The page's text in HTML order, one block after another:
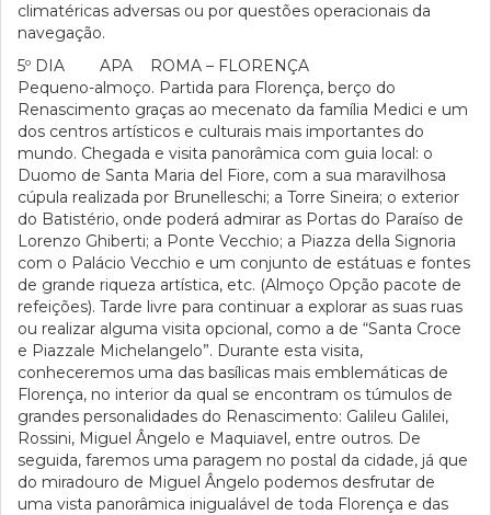
climatéricas adversas ou por questões operacionais da
navegação.
5º DIA APA ROMA – FLORENÇA
Pequeno-almoço. Partida para Florença, berço do
Renascimento graças ao mecenato da família Medici e um
dos centros artísticos e culturais mais importantes do
mundo. Chegada e visita panorâmica com guia local: o
Duomo de Santa Maria del Fiore, com a sua maravilhosa
cúpula realizada por Brunelleschi; a Torre Sineira; o exterior
do Batistério, onde poderá admirar as Portas do Paraíso de
Lorenzo Ghiberti; a Ponte Vecchio; a Piazza della Signoria
com o Palácio Vecchio e um conjunto de estátuas e fontes
de grande riqueza artística, etc. (Almoço Opção pacote de
refeições). Tarde livre para continuar a explorar as suas ruas
ou realizar alguma visita opcional, como a de “Santa Croce
e Piazzale Michelangelo”. Durante esta visita,
conheceremos uma das basílicas mais emblemáticas de
Florença, no interior da qual se encontram os túmulos de
grandes personalidades do Renascimento: Galileu Galilei,
Rossini, Miguel Ângelo e Maquiavel, entre outros. De
seguida, faremos uma paragem no postal da cidade, já que
do miradouro de Miguel Ângelo podemos desfrutar de
uma vista panorâmica inigualável de toda Florença e das